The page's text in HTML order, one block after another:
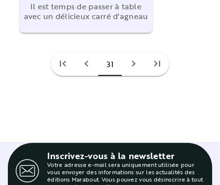
Il est temps de passer à table
avec un délicieux carré d'agneau
first_page chevron_left 31 chevron_right last_page
Inscrivez-vous à la newsletter
Votre adresse e-mail sera uniquement utilisée pour
vous envoyer des informations sur les actualités des
éditions Marabout. Vous pouvez vous désinscrire à tout